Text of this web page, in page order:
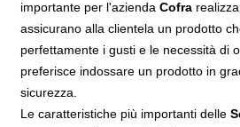
importante per l'azienda Cofra
assicurano alla clientela un prodotto
perfettamente i gusti e le necessità di
preferisce indossare un prodotto in
sicurezza.
Le caratteristiche più importanti delle